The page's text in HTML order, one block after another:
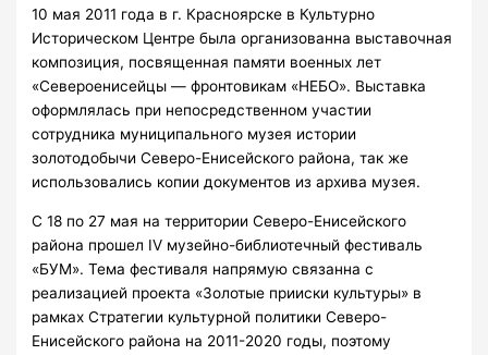
10 мая 2011 года в г. Красноярске в Культурно
Историческом Центре была организованна выставочная
композиция, посвященная памяти военных лет
«Североенисейцы — фронтовикам «НЕБО». Выставка
оформлялась при непосредственном участии
сотрудника муниципального музея истории
золотодобычи Северо-Енисейского района, так же
использовались копии документов из архива музея.
С 18 по 27 мая на территории Северо-Енисейского
района прошел IV музейно-библиотечный фестиваль
«БУМ». Тема фестиваля напрямую связанна с
реализацией проекта «Золотые прииски культуры» в
рамках Стратегии культурной политики Северо-
Енисейского района на 2011-2020 годы, поэтому